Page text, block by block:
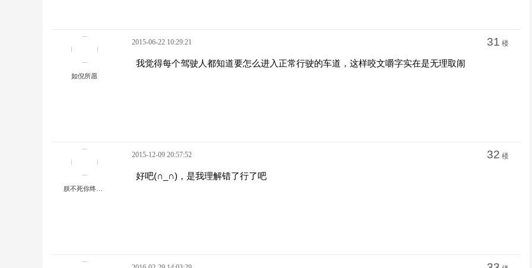
如倪所愿
2015-06-22 10:29:21 31 楼
我觉得每个驾驶人都知道要怎么进入正常行驶的车道，这样咬文嚼字实在是无理取闹
2015-12-09 20:57:52 32 楼
好吧(∩_∩)，是我理解错了行了吧